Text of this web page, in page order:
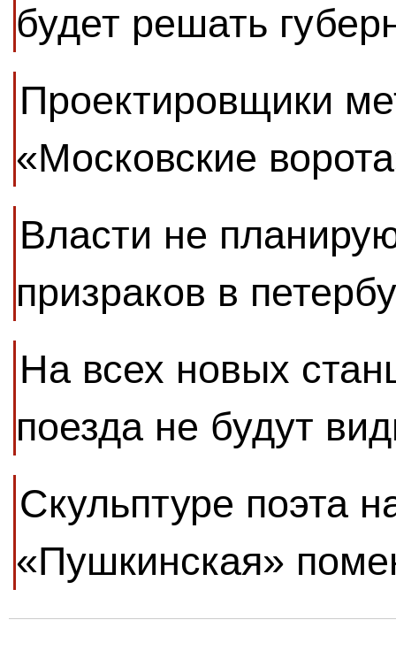
будет решать
Проектировщики
«Московские
Власти не
призраков в
На всех новых
поезда не будут
Скульптуре поэта
«Пушкинская»